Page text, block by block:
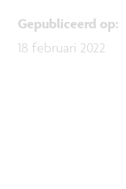
Gepubliceerd op:
18 februari 2022